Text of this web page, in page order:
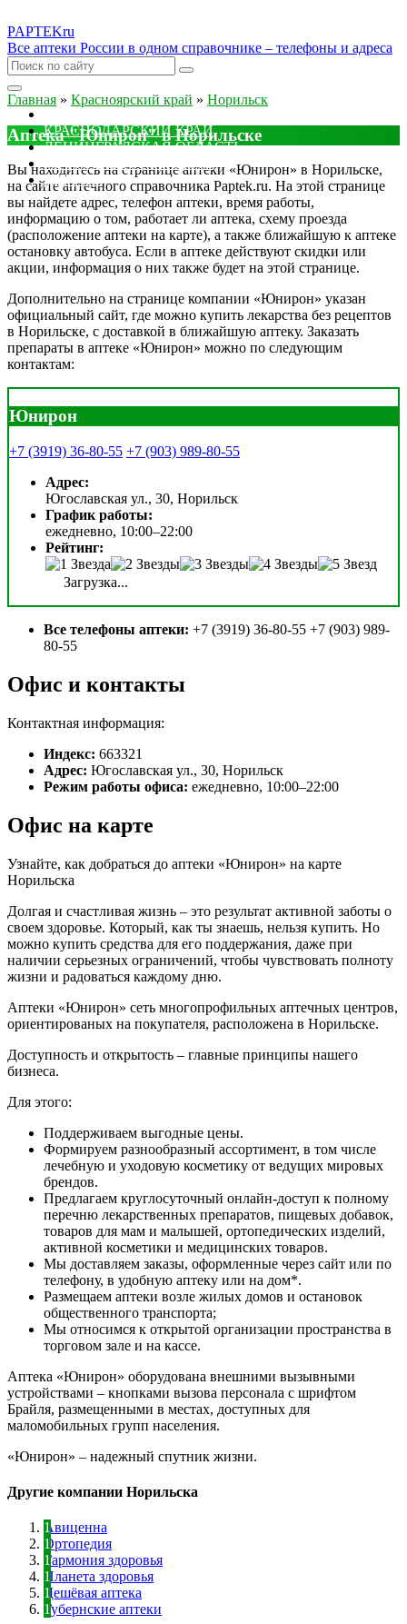
PAPTEKru
Все аптеки России в одном справочнике – телефоны и адреса
КРАСНОДАРСКИЙ КРАЙ
ЛЕНИНГРАДСКАЯ ОБЛАСТЬ
ДРУГИЕ
Главная » Красноярский край » Норильск
Аптека "Юнирон" в Норильске
Вы находитесь на странице аптеки «Юнирон» в Норильске,
на сайте аптечного справочника Paptek.ru. На этой странице
вы найдете адрес, телефон аптеки, время работы,
информацию о том, работает ли аптека, схему проезда
(расположение аптеки на карте), а также ближайшую к аптеке
остановку автобуса. Если в аптеке действуют скидки или
акции, информация о них также будет на этой странице.
Дополнительно на странице компании «Юнирон» указан
официальный сайт, где можно купить лекарства без рецептов
в Норильске, с доставкой в ближайшую аптеку. Заказать
препараты в аптеке «Юнирон» можно по следующим
контактам:
Юнирон
+7 (3919) 36-80-55 +7 (903) 989-80-55
Адрес:
Югославская ул., 30, Норильск
График работы:
ежедневно, 10:00–22:00
Рейтинг:
Загрузка...
Все телефоны аптеки: +7 (3919) 36-80-55 +7 (903) 989-
80-55
Офис и контакты
Контактная информация:
Индекс: 663321
Адрес: Югославская ул., 30, Норильск
Режим работы офиса: ежедневно, 10:00–22:00
Офис на карте
Узнайте, как добраться до аптеки «Юнирон» на карте
Норильска
Долгая и счастливая жизнь – это результат активной заботы о
своем здоровье. Который, как ты знаешь, нельзя купить. Но
можно купить средства для его поддержания, даже при
наличии серьезных ограничений, чтобы чувствовать полноту
жизни и радоваться каждому дню.
Аптеки «Юнирон» сеть многопрофильных аптечных центров,
ориентированых на покупателя, расположена в Норильске.
Доступность и открытость – главные принципы нашего
бизнеса.
Для этого:
Поддерживаем выгодные цены.
Формируем разнообразный ассортимент, в том числе
лечебную и уходовую косметику от ведущих мировых
брендов.
Предлагаем круглосуточный онлайн-доступ к полному
перечню лекарственных препаратов, пищевых добавок,
товаров для мам и малышей, ортопедических изделий,
активной косметики и медицинских товаров.
Мы доставляем заказы, оформленные через сайт или по
телефону, в удобную аптеку или на дом*.
Размещаем аптеки возле жилых домов и остановок
общественного транспорта;
Мы относимся к открытой организации пространства в
торговом зале и на кассе.
Аптека «Юнирон» оборудована внешними вызывными
устройствами – кнопками вызова персонала с шрифтом
Брайля, размещенными в местах, доступных для
маломобильных групп населения.
«Юнирон» – надежный спутник жизни.
Другие компании Норильска
Авиценна
Ортопедия
Гармония здоровья
Планета здоровья
Дешёвая аптека
Губернские аптеки